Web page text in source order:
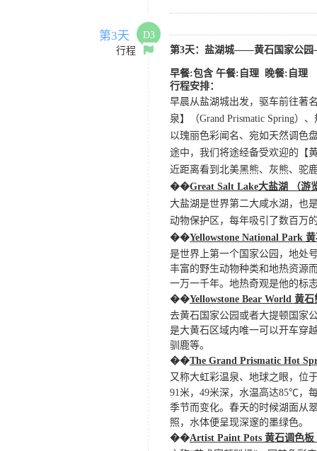
第3天
D3
行程
第3天：盐湖城——黄石国家公
早餐:包含 午餐:自理 晚餐:自理
行程安排：
早晨从盐湖城出发，驱车前往著
泉】（Grand Prismatic Spring）
以瑰丽色彩闻名、宛如天然调色
途中，我们将途经备受欢迎的【
近距离看到北美黑熊、灰熊、驼
��Great Salt Lake大盐湖 （游
大盐湖是世界第二大咸水湖，也
动物保护区，每年吸引了数百万
��Yellowstone National Park
是世界上第一个国家公园，地处
丰富的野生动物种类和地热资源
一万一千年。地热奇观是他的标
��Yellowstone Bear World 黄
去黄石国家公园或者大提顿国家
是大黄石区域内唯一可以开车穿
驯鹿等。
��The Grand Prismatic Hot
又称大虹彩温泉、地球之眼，位
91米，49米深，水温高达85℃，
季节而变化。春天的时候湖面从
照，水体便呈现深邃的墨绿色。
��Artist Paint Pots 黄石调色板